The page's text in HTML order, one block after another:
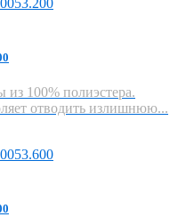
100% полиэстера.
отводить излишнюю...